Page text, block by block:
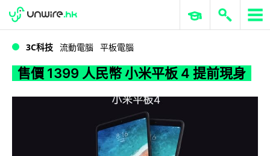
售價 1399 人民幣 小米平板 4 提前現身
WWDC 2026 ERP 與商業 AI
3C科技 流動電腦 平板電腦
售價 1399 人民幣 小米平板 4 提前現身